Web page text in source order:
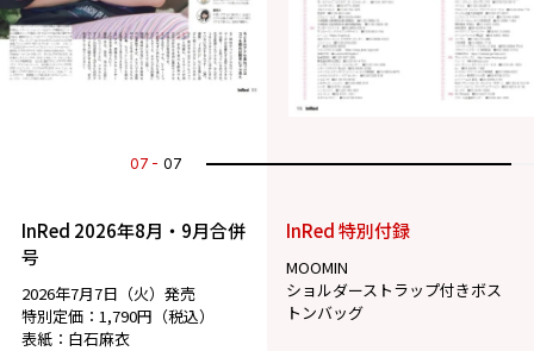
07 07
InRed 2026年8月・9月合併
号
2026年7月7日（火）発売
特別定価：1,790円（税込）
表紙：白石麻衣
InRed 特別付録
MOOMIN
ショルダーストラップ付きボス
トンバッグ